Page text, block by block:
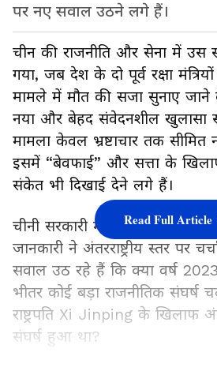
पर नए सवाल उठने लगे हैं।
चीन की राजनीति और सेना में
गया, जब देश के दो पूर्व रक्षा मंत्रियों
मामले में मौत की सजा सुनाए
नया और बेहद संवेदनशील खुलासा
मामला केवल भ्रष्टाचार तक सीमित
इसमें “बेवफाई” और सत्ता के
संकेत भी दिखाई देने लगे हैं।
चीनी सरकारी मीडिया की ओर से
जानकारी ने अंतरराष्ट्रीय स्तर पर
सवाल उठ रहे हैं कि क्या वर्ष
भीतर कोई बड़ा राजनीतिक संघर्ष
राष्ट्रपति Xi Jinping के खिलाफ
संघर्ष हुआ था?
Read Full Article